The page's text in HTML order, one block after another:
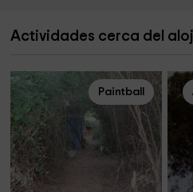
Actividades cerca del
Paintball